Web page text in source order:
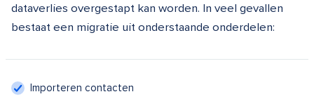
dataverlies overgestapt kan worden. In veel gevallen
bestaat een migratie uit onderstaande onderdelen:
Importeren contacten